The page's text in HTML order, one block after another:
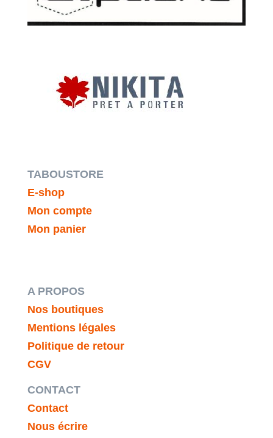
TABOUSTORE
E-shop
Mon compte
Mon panier
A PROPOS
Nos boutiques
Mentions légales
Politique de retour
CGV
CONTACT
Contact
Nous écrire